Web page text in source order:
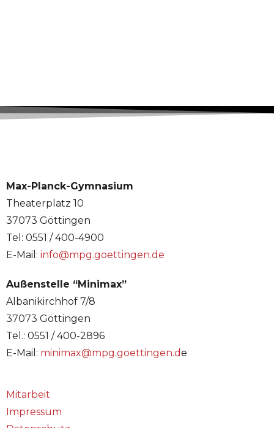
Max-Planck-Gymnasium
Theaterplatz 10
37073 Göttingen
Tel: 0551 / 400-4900
E-Mail: info@mpg.goettingen.de
Außenstelle “Minimax”
Albanikirchhof 7/8
37073 Göttingen
Tel.: 0551 / 400-2896
E-Mail: minimax@mpg.goettingen.de
Mitarbeit
Impressum